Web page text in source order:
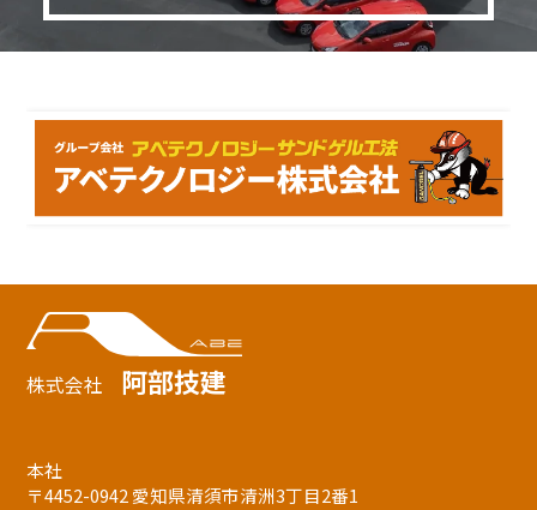
株式会社 阿部技建
本社
〒4452-0942 愛知県清須市清洲3丁目2番1